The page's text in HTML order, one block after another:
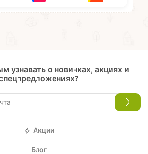
узнавать о новинках, акциях и
Акции
Блог